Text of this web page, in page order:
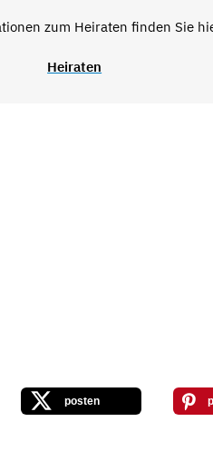
zum Heiraten finden Sie
Heiraten
posten